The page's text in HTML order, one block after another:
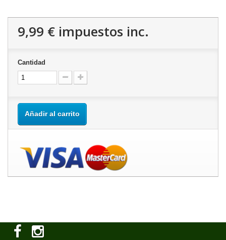
9,99 € impuestos inc.
Cantidad
Añadir al carrito